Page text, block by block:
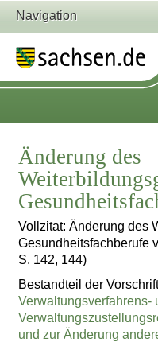
Navigation
Änderung des
Vollzitat: Änderung des
Gesundheitsfachberufe
S. 142, 144)
Bestandteil der
Verwaltungsverfahrens-
und zur Änderung